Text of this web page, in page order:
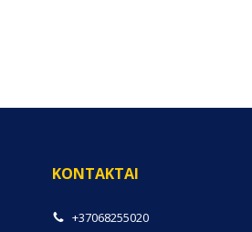
KONTAKTAI
+37068255020